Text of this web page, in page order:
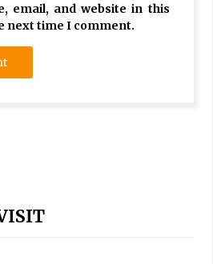
email, and website in this
next time I comment.